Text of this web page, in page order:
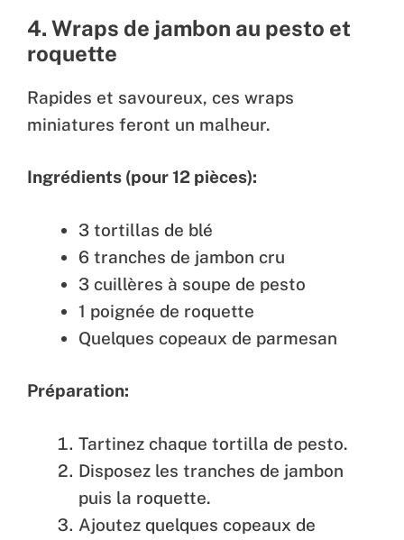
4. Wraps de jambon au pesto et
roquette
Rapides et savoureux, ces wraps
miniatures feront un malheur.
Ingrédients (pour 12 pièces):
3 tortillas de blé
6 tranches de jambon cru
3 cuillères à soupe de pesto
1 poignée de roquette
Quelques copeaux de parmesan
Préparation:
Tartinez chaque tortilla de pesto.
Disposez les tranches de jambon
puis la roquette.
Ajoutez quelques copeaux de